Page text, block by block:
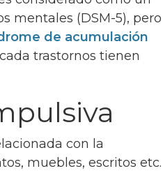
mentales (DSM-5), pero
de acumulación
trastornos tienen
con la
muebles, escritos etc.